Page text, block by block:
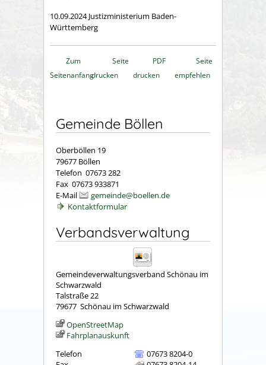
10.09.2024 Justizministerium Baden-
Württemberg
Zum
Seitenanfang
Seite
drucken
PDF
drucken
Seite
empfehlen
Gemeinde Böllen
Oberböllen 19
79677 Böllen
Telefon 07673 282
Fax 07673 933871
E-Mail
gemeinde@boellen.de
Kontaktformular
Verbandsverwaltung
Gemeindeverwaltungsverband Schönau im
Schwarzwald
Talstraße 22
79677 Schönau im Schwarzwald
OpenStreetMap
Fahrplanauskunft
Telefon
07673 8204-0